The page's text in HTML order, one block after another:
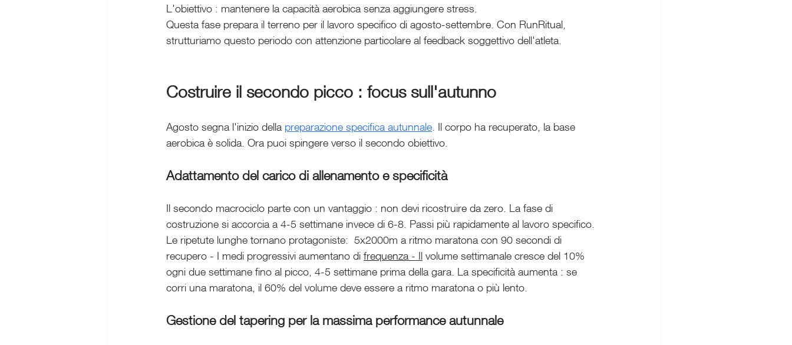
L'obiettivo : mantenere la capacità aerobica senza aggiungere stress.
Questa fase prepara il terreno per il lavoro specifico di agosto-settembre. Con RunRitual,
strutturiamo questo periodo con attenzione particolare al feedback soggettivo dell'atleta.
Costruire il secondo picco : focus sull'autunno
Agosto segna l'inizio della preparazione specifica autunnale. Il corpo ha recuperato, la base
aerobica è solida. Ora puoi spingere verso il secondo obiettivo.
Adattamento del carico di allenamento e specificità
Il secondo macrociclo parte con un vantaggio : non devi ricostruire da zero. La fase di
costruzione si accorcia a 4-5 settimane invece di 6-8. Passi più rapidamente al lavoro specifico.
Le ripetute lunghe tornano protagoniste:  5x2000m a ritmo maratona con 90 secondi di
recupero - I medi progressivi aumentano di frequenza - Il volume settimanale cresce del 10%
ogni due settimane fino al picco, 4-5 settimane prima della gara. La specificità aumenta : se
corri una maratona, il 60% del volume deve essere a ritmo maratona o più lento.
Gestione del tapering per la massima performance autunnale